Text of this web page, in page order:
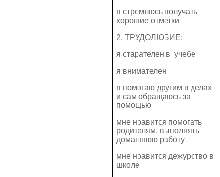
я стремлюсь получать
хорошие отметки
2. ТРУДОЛЮБИЕ:
я старателен в учебе
я внимателен
я помогаю другим в делах
и сам обращаюсь за
помощью
мне нравится помогать
родителям, выполнять
домашнюю работу
мне нравится дежурство в
школе